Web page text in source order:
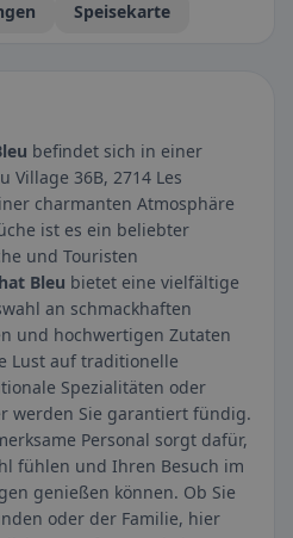
Speisekarte
befindet sich in einer
Village 36B, 2714 Les
charmanten Atmosphäre
ist es ein beliebter
und Touristen
Bleu bietet eine vielfältige
an schmackhaften
und hochwertigen Zutaten
Lust auf traditionelle
Spezialitäten oder
werden Sie garantiert fündig.
Personal sorgt dafür,
fühlen und Ihren Besuch im
genießen können. Ob Sie
oder der Familie, hier